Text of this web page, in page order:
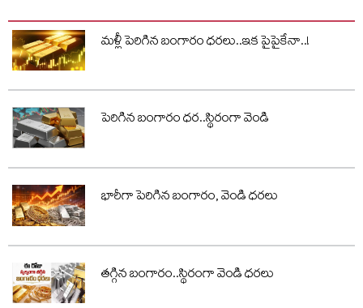
మళ్లీ పెరిగిన బంగారం ధరలు..ఇక పైపైకేనా..!
పెరిగిన బంగారం ధర..స్థిరంగా వెండి
భారీగా పెరిగిన బంగారం, వెండి ధరలు
తగ్గిన బంగారం..స్థిరంగా వెండి ధరలు